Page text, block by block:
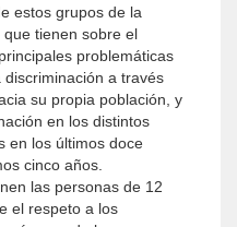
estos grupos de la
tienen sobre el
problemáticas
a través
su propia población, y
en los distintos
en los últimos doce
cinco años.
las personas de 12
el respeto a los